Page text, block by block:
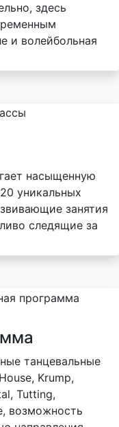
здесь
и волейбольная
насыщенную
уникальных
занятия
следящие за
танцевальные
Krump,
Tutting,
возможность